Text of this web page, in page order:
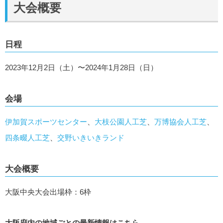
大会概要
日程
2023年12月2日（土）〜2024年1月28日（日）
会場
伊加賀スポーツセンター 大枝公園人工芝 万博協会人工芝
四条畷人工芝
交野いきいきランド
大会概要
大阪中央大会出場枠：6枠